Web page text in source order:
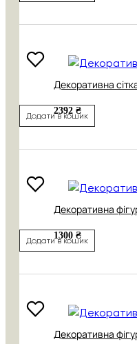
Декоративна
2392 ₴
Додати в кошик
Декоративна
1300 ₴
Додати в кошик
Декоративна